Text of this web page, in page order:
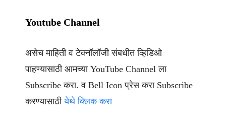
Youtube Channel
असेच माहिती व टेक्नॉलॉजी संबधीत व्हिडिओ
पाहण्यासाठी आमच्या YouTube Channel ला
Subscribe करा. व Bell Icon प्रेस करा Subscribe
करण्यासाठीयेथे क्लिक करा